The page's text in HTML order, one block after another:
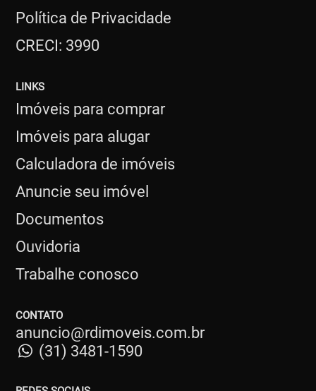
Política de Privacidade
CRECI: 3990
LINKS
Imóveis para comprar
Imóveis para alugar
Calculadora de imóveis
Anuncie seu imóvel
Documentos
Ouvidoria
Trabalhe conosco
CONTATO
anuncio@rdimoveis.com.br
(31) 3481-1590